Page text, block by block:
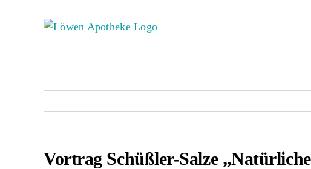
Vortrag Schüßler-Salze